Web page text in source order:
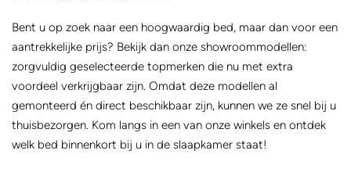
Bent u op zoek naar een hoogwaardig bed, maar dan voor een
aantrekkelijke prijs? Bekijk dan onze showroommodellen:
zorgvuldig geselecteerde topmerken die nu met extra
voordeel verkrijgbaar zijn. Omdat deze modellen al
gemonteerd én direct beschikbaar zijn, kunnen we ze snel bij u
thuisbezorgen. Kom langs in een van onze winkels en ontdek
welk bed binnenkort bij u in de slaapkamer staat!